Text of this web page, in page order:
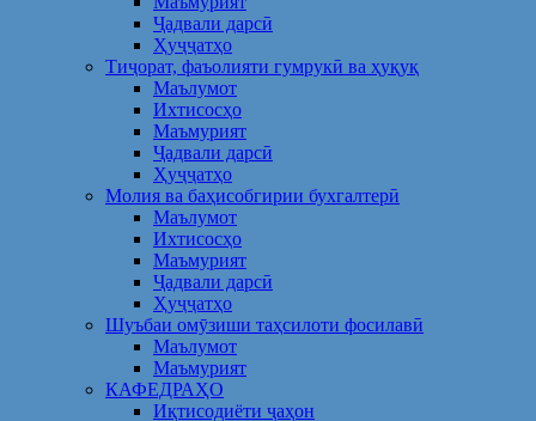
Ҷадвали дарсӣ
Ҳуҷҷатҳо
Тиҷорат, фаъолияти гумрукӣ ва ҳуқуқ
Маълумот
Ихтисосҳо
Маъмурият
Ҷадвали дарсӣ
Ҳуҷҷатҳо
Молия ва баҳисобгирии бухгалтерӣ
Маълумот
Ихтисосҳо
Маъмурият
Ҷадвали дарсӣ
Ҳуҷҷатҳо
Шуъбаи омӯзиши таҳсилоти фосилавӣ
Маълумот
Маъмурият
КАФЕДРАҲО
Иқтисодиёти ҷаҳон